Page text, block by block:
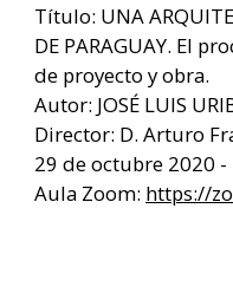
Título: UNA
DE PARAGUAY. El
de proyecto y obra.
Autor: JOSÉ LUIS
Director: D. Arturo
29 de octubre 2020 -
Aula Zoom: https://